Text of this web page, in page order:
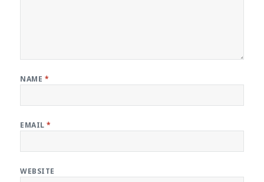
NAME *
EMAIL*
WEBSITE